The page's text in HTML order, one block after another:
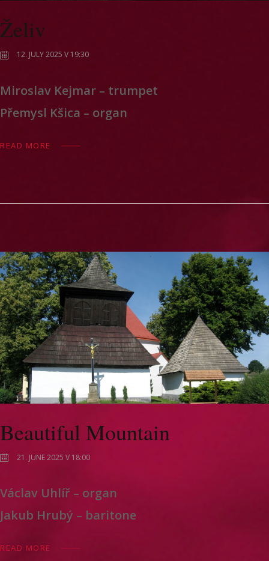
Želiv
12. JULY 2025 V 19:30
Miroslav Kejmar – trumpet
Přemysl Kšica – organ
READ MORE
Beautiful Mountain
21. JUNE 2025 V 18:00
Václav Uhlíř – organ
Jakub Hrubý – baritone
READ MORE